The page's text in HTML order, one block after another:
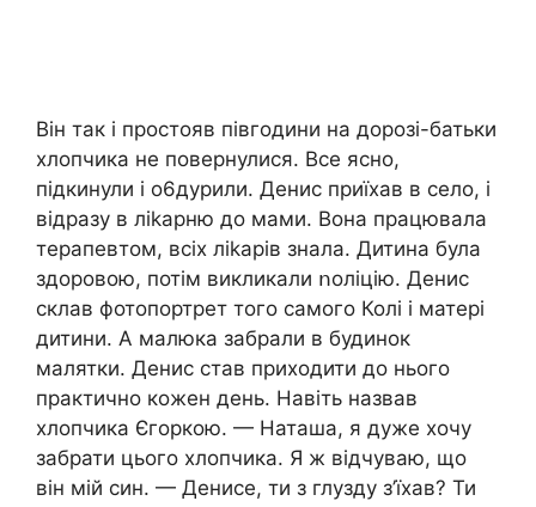
Він так і простояв півгодини на дорозі-батьки
хлопчика не повернулися. Все ясно,
підкинули і о6дурили. Денис приїхав в село, і
відразу в лikapню до мами. Вона працювала
терапевтом, всіх лikapів знала. Дитина була
здоровою, потім викликали ոоліцію. Денис
склав фотопортрет того самого Колі і матері
дитини. А малюка забрали в будинок
малятки. Денис став приходити до нього
практично кожен день. Навіть назвав
хлопчика Єгоркою. — Наташа, я дуже хочу
забрати цього хлопчика. Я ж відчуваю, що
він мій син. — Денисе, ти з глузду з’їхав? Ти